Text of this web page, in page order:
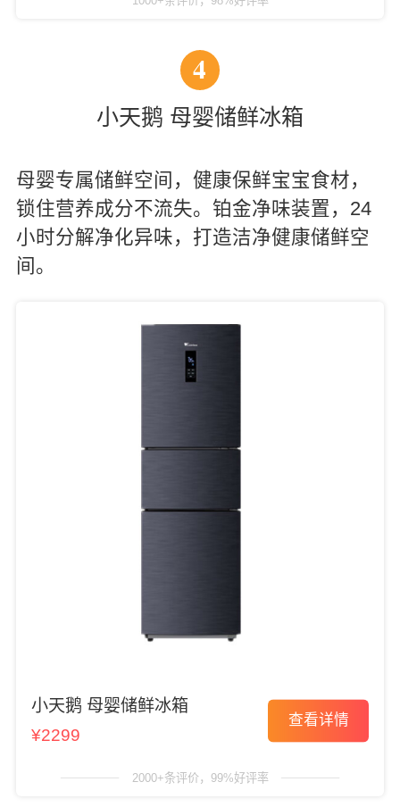
4
小天鹅 母婴储鲜冰箱
母婴专属储鲜空间，健康保鲜宝宝食材，
锁住营养成分不流失。铂金净味装置，24
小时分解净化异味，打造洁净健康储鲜空
间。
小天鹅 母婴储鲜冰箱
¥2299
查看详情
2000+条评价，99%好评率